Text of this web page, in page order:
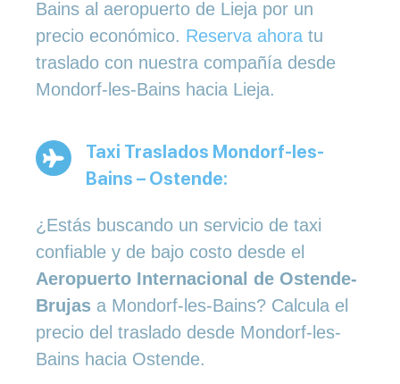
Bains al aeropuerto de Lieja por un
precio económico. Reserva ahora tu
traslado con nuestra compañía desde
Mondorf-les-Bains hacia Lieja.
Taxi Traslados Mondorf-les-
Bains – Ostende:
¿Estás buscando un servicio de taxi
confiable y de bajo costo desde el
Aeropuerto Internacional de Ostende-
Brujas a Mondorf-les-Bains? Calcula el
precio del traslado desde Mondorf-les-
Bains hacia Ostende.